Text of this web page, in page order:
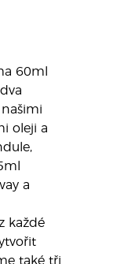
60ml
oleji a
a
každé
také tři